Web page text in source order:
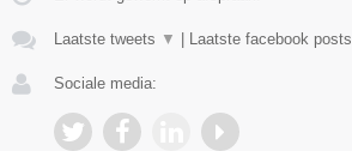
Laatste tweets ▼ Laatste facebook posts
Sociale media: